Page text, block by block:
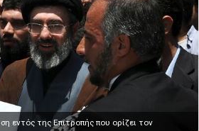
εντός της Επιτροπής που ορίζει τον